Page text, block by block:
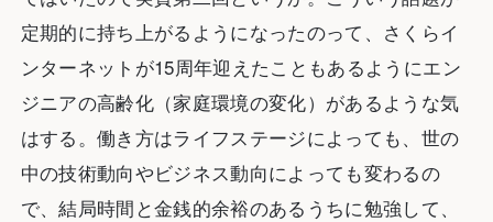
定期的に持ち上がるようになったのって、さくらイ
ンターネットが15周年迎えたこともあるようにエン
ジニアの高齢化（家庭環境の変化）があるような気
はする。働き方はライフステージによっても、世の
中の技術動向やビジネス動向によっても変わるの
で、結局時間と金銭的余裕のあるうちに勉強して、